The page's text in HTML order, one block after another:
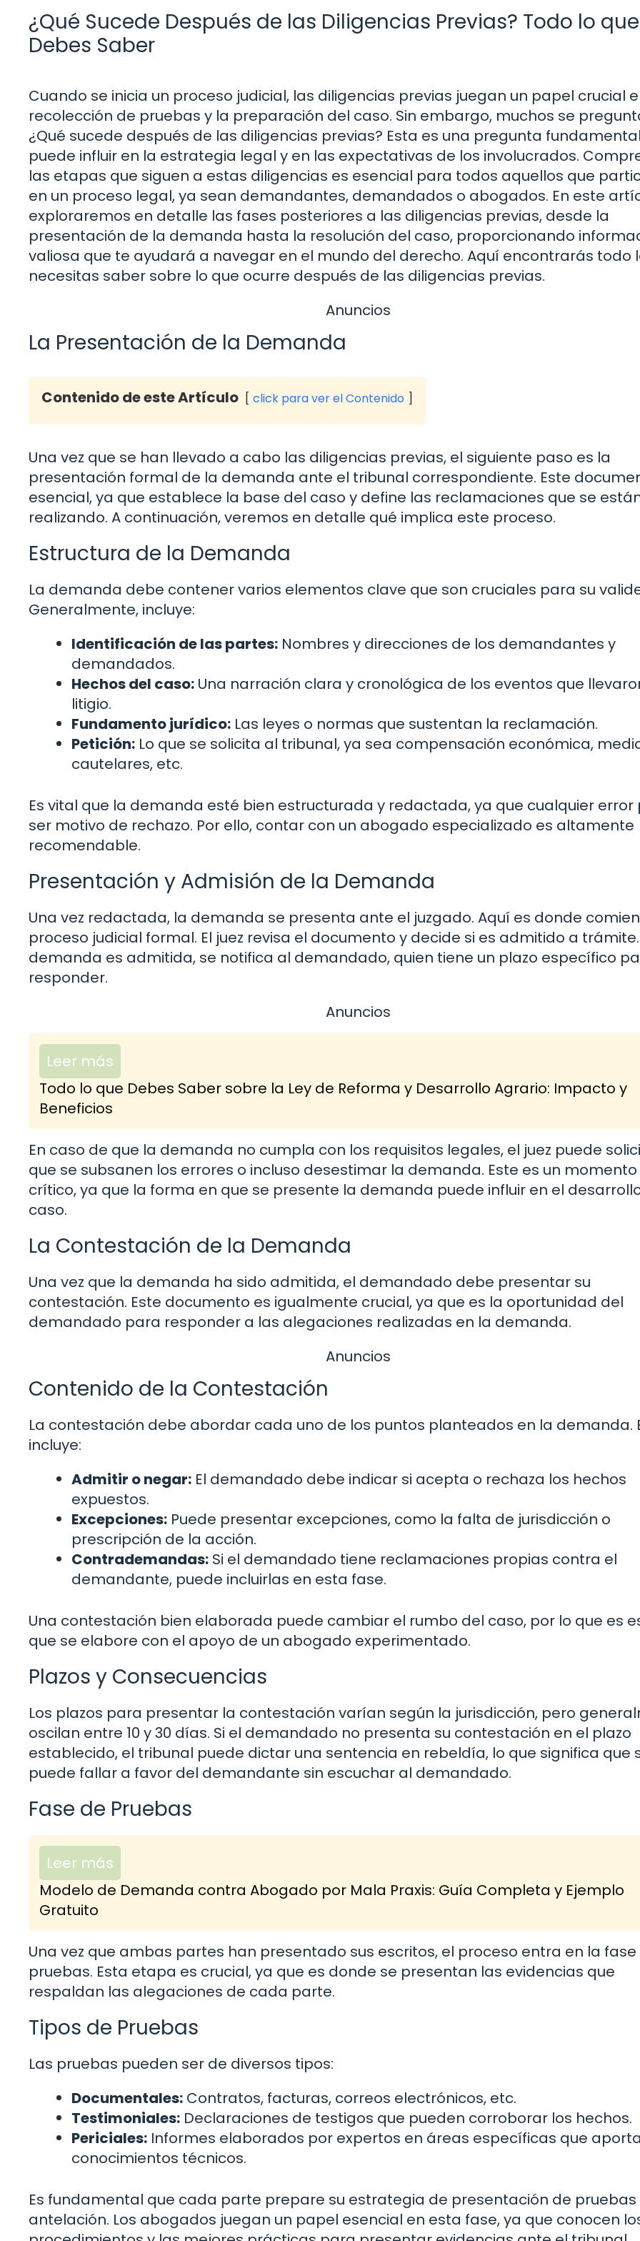
¿Qué Sucede Después de las Diligencias Previas? Todo lo que
Debes Saber
Cuando se inicia un proceso judicial, las diligencias previas juegan un papel crucial
recolección de pruebas y la preparación del caso. Sin embargo, muchos se
¿Qué sucede después de las diligencias previas? Esta es una pregunta
puede influir en la estrategia legal y en las expectativas de los involucrados.
las etapas que siguen a estas diligencias es esencial para todos aquellos que
en un proceso legal, ya sean demandantes, demandados o abogados. En este
exploraremos en detalle las fases posteriores a las diligencias previas, desde la
presentación de la demanda hasta la resolución del caso, proporcionando
valiosa que te ayudará a navegar en el mundo del derecho. Aquí encontrarás todo
necesitas saber sobre lo que ocurre después de las diligencias previas.
Anuncios
La Presentación de la Demanda
Contenido de este Artículo click para ver el Contenido
Una vez que se han llevado a cabo las diligencias previas, el siguiente paso es la
presentación formal de la demanda ante el tribunal correspondiente. Este
esencial, ya que establece la base del caso y define las reclamaciones que se
realizando. A continuación, veremos en detalle qué implica este proceso.
Estructura de la Demanda
La demanda debe contener varios elementos clave que son cruciales para su
Generalmente, incluye:
Identificación de las partes: Nombres y direcciones de los demandantes y
demandados.
Hechos del caso: Una narración clara y cronológica de los eventos que
litigio.
Fundamento jurídico: Las leyes o normas que sustentan la reclamación.
Petición: Lo que se solicita al tribunal, ya sea compensación económica,
cautelares, etc.
Es vital que la demanda esté bien estructurada y redactada, ya que cualquier error
ser motivo de rechazo. Por ello, contar con un abogado especializado es altamente
recomendable.
Presentación y Admisión de la Demanda
Una vez redactada, la demanda se presenta ante el juzgado. Aquí es donde
proceso judicial formal. El juez revisa el documento y decide si es admitido a trámite.
demanda es admitida, se notifica al demandado, quien tiene un plazo específico
responder.
Anuncios
Leer más
Todo lo que Debes Saber sobre la Ley de Reforma y Desarrollo Agrario: Impacto y
Beneficios
En caso de que la demanda no cumpla con los requisitos legales, el juez puede
que se subsanen los errores o incluso desestimar la demanda. Este es un momento
crítico, ya que la forma en que se presente la demanda puede influir en el
caso.
La Contestación de la Demanda
Una vez que la demanda ha sido admitida, el demandado debe presentar su
contestación. Este documento es igualmente crucial, ya que es la oportunidad del
demandado para responder a las alegaciones realizadas en la demanda.
Anuncios
Contenido de la Contestación
La contestación debe abordar cada uno de los puntos planteados en la demanda.
incluye:
Admitir o negar: El demandado debe indicar si acepta o rechaza los hechos
expuestos.
Excepciones: Puede presentar excepciones, como la falta de jurisdicción o
prescripción de la acción.
Contrademandas: Si el demandado tiene reclamaciones propias contra el
demandante, puede incluirlas en esta fase.
Una contestación bien elaborada puede cambiar el rumbo del caso, por lo que es
que se elabore con el apoyo de un abogado experimentado.
Plazos y Consecuencias
Los plazos para presentar la contestación varían según la jurisdicción, pero
oscilan entre 10 y 30 días. Si el demandado no presenta su contestación en el plazo
establecido, el tribunal puede dictar una sentencia en rebeldía, lo que significa que
puede fallar a favor del demandante sin escuchar al demandado.
Fase de Pruebas
Leer más
Modelo de Demanda contra Abogado por Mala Praxis: Guía Completa y Ejemplo
Gratuito
Una vez que ambas partes han presentado sus escritos, el proceso entra en la
pruebas. Esta etapa es crucial, ya que es donde se presentan las evidencias que
respaldan las alegaciones de cada parte.
Tipos de Pruebas
Las pruebas pueden ser de diversos tipos:
Documentales: Contratos, facturas, correos electrónicos, etc.
Testimoniales: Declaraciones de testigos que pueden corroborar los hechos.
Periciales: Informes elaborados por expertos en áreas específicas que
conocimientos técnicos.
Es fundamental que cada parte prepare su estrategia de presentación de pruebas
antelación. Los abogados juegan un papel esencial en esta fase, ya que conocen